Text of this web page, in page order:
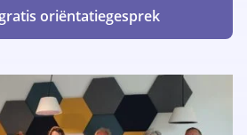
oriëntatiegesprek